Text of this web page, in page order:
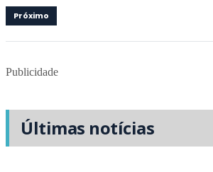
Próximo
Publicidade
Últimas notícias